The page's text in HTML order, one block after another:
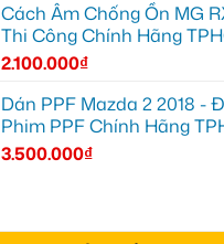
Cách Âm Chống Ồn MG
Thi Công Chính Hãng
2.100.000₫
Dán PPF Mazda 2 2018 -
Phim PPF Chính Hãng
3.500.000₫